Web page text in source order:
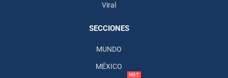
Viral
SECCIONES
MUNDO
MÉXICO
HOT